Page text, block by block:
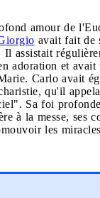
amour de
avait fait de
assistait
adoration et
Carlo avait
qu'il
Sa foi
à la messe, ses
les